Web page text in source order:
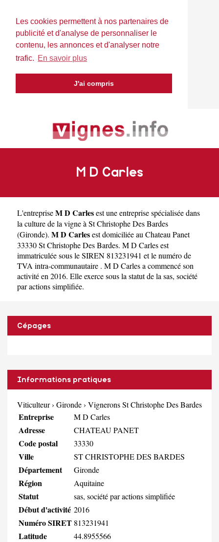
Les cookies permettent à nos partenaires de
publicité et d'analyse de personnaliser le
contenu, les annonces et d'analyser notre
trafic. En savoir plus
J'ai compris
M D Carles
L'entrepriseM D Carlesest uneentreprise spécialisée dans
la culture de la vigne à St Christophe Des Bardes
(Gironde). M D Carlesest domiciliée au Chateau Panet
33330 St Christophe Des Bardes. M D Carles est
immatriculée sous le SIREN 813231941 et le numéro de
TVA intra-communautaire . M D Carles a commencé son
activité en 2016. Elle exerce sous la statut de la sas, société
par actions simplifiée.
Cépages
Informations pratiques
Viticulteur› Gironde› Vignerons St Christophe Des Bardes
Entreprise M D Carles
Adresse CHATEAU PANET
Code postal 33330
Ville ST CHRISTOPHE DES BARDES
Département Gironde
Région Aquitaine
Statut sas, société par actions simplifiée
Début d'activité 2016
Numéro SIRET 813231941
Latitude 44.8955566